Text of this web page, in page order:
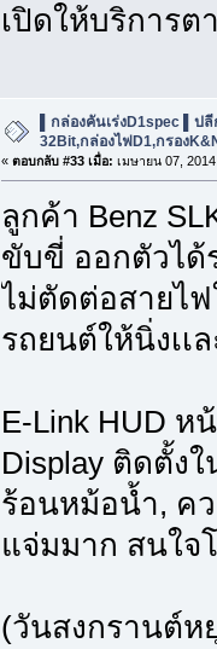
เปิดให้บริการ
▌กล่องคันเร่งD1spec ▌ปลี
32Bit,กล่องไฟD1,กรอง
« ตอบกลับ #33 เมื่อ: เมษายน 07,
ลูกค้า Benz
ขับขี่ ออกตัวได้
ไม่ตัดต่อสายไฟ
รถยนต์ให้นิ่งเเ
E-Link HUD ห
Display ติดตั้ง
ร้อนหม้อน้ำ, คว
แจ่มมาก สนใจ
(วันสงกรานต์ห